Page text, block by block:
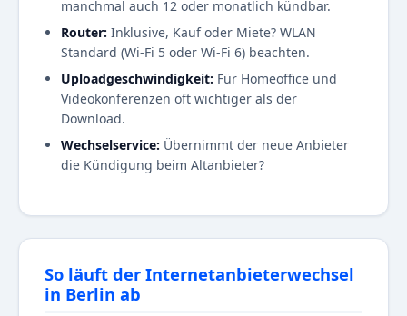
manchmal auch 12 oder monatlich kündbar.
Router: Inklusive, Kauf oder Miete? WLAN
Standard (Wi-Fi 5 oder Wi-Fi 6) beachten.
Uploadgeschwindigkeit: Für Homeoffice und
Videokonferenzen oft wichtiger als der
Download.
Wechselservice: Übernimmt der neue Anbieter
die Kündigung beim Altanbieter?
So läuft der Internetanbieterwechsel
in Berlin ab